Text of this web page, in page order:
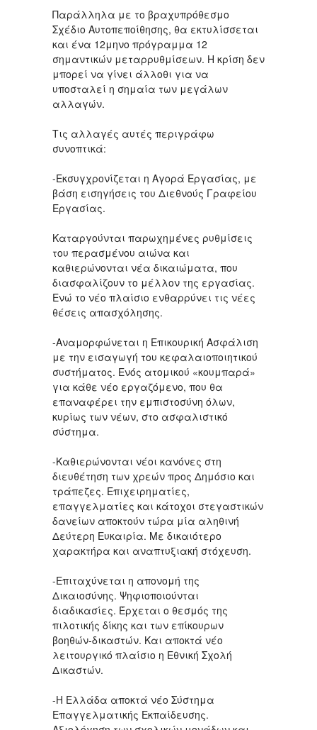
Παράλληλα με το βραχυπρόθεσμο
Σχέδιο Αυτοπεποίθησης, θα εκτυλίσσεται
και ένα 12μηνο πρόγραμμα 12
σημαντικών μεταρρυθμίσεων. Η κρίση δεν
μπορεί να γίνει άλλοθι για να
υποσταλεί η σημαία των μεγάλων
αλλαγών.
Τις αλλαγές αυτές περιγράφω
συνοπτικά:
-Εκσυγχρονίζεται η Αγορά Εργασίας, με
βάση εισηγήσεις του Διεθνούς Γραφείου
Εργασίας.
Καταργούνται παρωχημένες ρυθμίσεις
του περασμένου αιώνα και
καθιερώνονται νέα δικαιώματα, που
διασφαλίζουν το μέλλον της εργασίας.
Ενώ το νέο πλαίσιο ενθαρρύνει τις νέες
θέσεις απασχόλησης.
-Αναμορφώνεται η Επικουρική Ασφάλιση
με την εισαγωγή του κεφαλαιοποιητικού
συστήματος. Ενός ατομικού «κουμπαρά»
για κάθε νέο εργαζόμενο, που θα
επαναφέρει την εμπιστοσύνη όλων,
κυρίως των νέων, στο ασφαλιστικό
σύστημα.
-Καθιερώνονται νέοι κανόνες στη
διευθέτηση των χρεών προς Δημόσιο και
τράπεζες. Επιχειρηματίες,
επαγγελματίες και κάτοχοι στεγαστικών
δανείων αποκτούν τώρα μία αληθινή
Δεύτερη Ευκαιρία. Με δικαιότερο
χαρακτήρα και αναπτυξιακή στόχευση.
-Επιταχύνεται η απονομή της
Δικαιοσύνης. Ψηφιοποιούνται
διαδικασίες. Έρχεται ο θεσμός της
πιλοτικής δίκης και των επίκουρων
βοηθών-δικαστών. Και αποκτά νέο
λειτουργικό πλαίσιο η Εθνική Σχολή
Δικαστών.
-Η Ελλάδα αποκτά νέο Σύστημα
Επαγγελματικής Εκπαίδευσης.